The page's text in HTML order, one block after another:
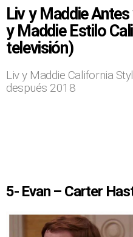
Liv y Maddie
y Maddie Estilo
televisión)
Liv y Maddie California
después 2018
5- Evan – Carter